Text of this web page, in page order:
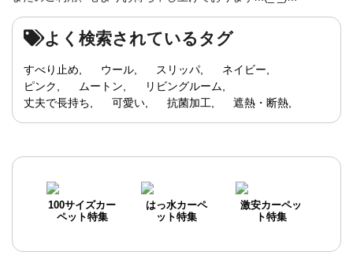
よく検索されているタグ
すべり止め ウール スリッパ
ネイビー
ピンク
ムートン
リビングルーム
丈夫で長持ち
可愛い 抗菌加工 遮熱・断熱
100サイズカー
ペット特集
はっ水カーペ
ット特集
激安カーペッ
ト特集